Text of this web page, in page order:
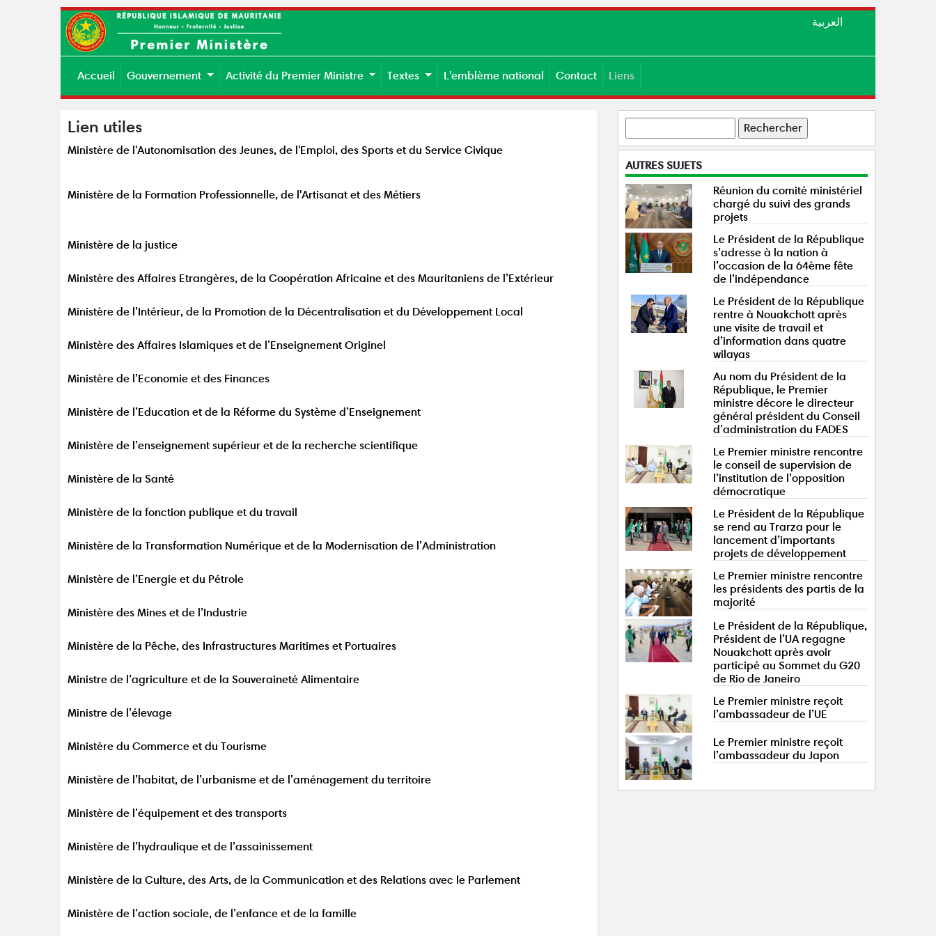
العربية
Accueil Gouvernement Activité du Premier Ministre Textes L'emblème national Contact Liens
Lien utiles
Ministère de l'Autonomisation des Jeunes, de l'Emploi, des Sports et du Service Civique
Ministère de la Formation Professionnelle, de l'Artisanat et des Métiers
Ministère de la justice
Ministère des Affaires Etrangères, de la Coopération Africaine et des Mauritaniens de l’Extérieur
Ministère de l’Intérieur, de la Promotion de la Décentralisation et du Développement Local
Ministère des Affaires Islamiques et de l’Enseignement Originel
Ministère de l’Economie et des Finances
Ministère de l’Education et de la Réforme du Système d’Enseignement
Ministère de l’enseignement supérieur et de la recherche scientifique
Ministère de la Santé
Ministère de la fonction publique et du travail
Ministère de la Transformation Numérique et de la Modernisation de l’Administration
Ministère de l’Energie et du Pétrole
Ministère des Mines et de l’Industrie
Ministère de la Pêche, des Infrastructures Maritimes et Portuaires
Ministre de l’agriculture et de la Souveraineté Alimentaire
Ministre de l’élevage
Ministère du Commerce et du Tourisme
Ministère de l’habitat, de l’urbanisme et de l’aménagement du territoire
Ministère de l’équipement et des transports
Ministère de l’hydraulique et de l’assainissement
Ministère de la Culture, des Arts, de la Communication et des Relations avec le Parlement
Ministère de l’action sociale, de l’enfance et de la famille
AUTRES SUJETS
Réunion du comité ministériel
chargé du suivi des grands
projets
Le Président de la République
s’adresse à la nation à
l’occasion de la 64ème fête
de l’indépendance
Le Président de la République
rentre à Nouakchott après
une visite de travail et
d’information dans quatre
wilayas
Au nom du Président de la
République, le Premier
ministre décore le directeur
général président du Conseil
d’administration du FADES
Le Premier ministre rencontre
le conseil de supervision de
l’institution de l’opposition
démocratique
Le Président de la République
se rend au Trarza pour le
lancement d’importants
projets de développement
Le Premier ministre rencontre
les présidents des partis de la
majorité
Le Président de la République,
Président de l’UA regagne
Nouakchott après avoir
participé au Sommet du G20
de Rio de Janeiro
Le Premier ministre reçoit
l’ambassadeur de l’UE
Le Premier ministre reçoit
l’ambassadeur du Japon